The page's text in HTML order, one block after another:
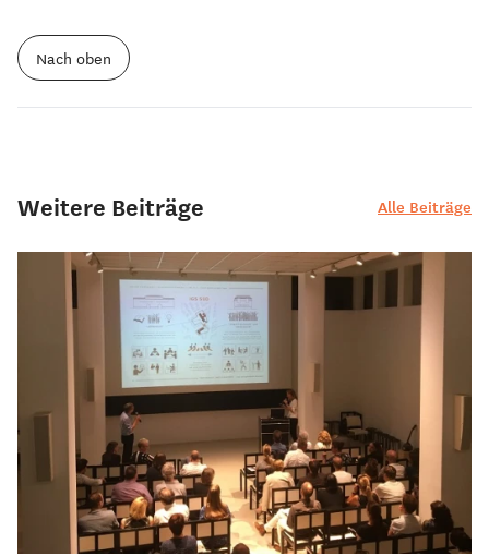
Nach oben
Weitere Beiträge Alle Beiträge